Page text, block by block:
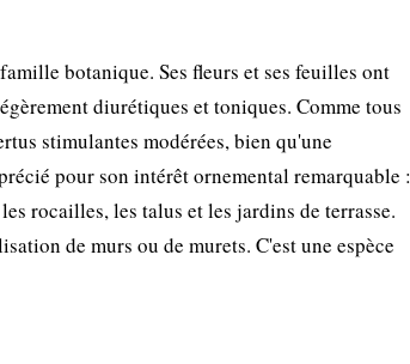
botanique. Ses fleurs et ses feuilles ont
diurétiques et toniques. Comme tous
stimulantes modérées, bien qu'une
pour son intérêt ornemental remarquable :
rocailles, les talus et les jardins de terrasse.
de murs ou de murets. C'est une espèce